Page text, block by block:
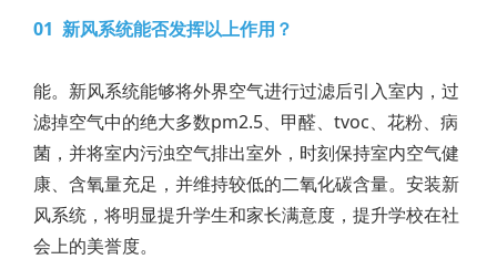
01 新风系统能否发挥以上作用？
能。新风系统能够将外界空气进行过滤后引入室内，过
滤掉空气中的绝大多数pm2.5、甲醛、tvoc、花粉、病
菌，并将室内污浊空气排出室外，时刻保持室内空气健
康、含氧量充足，并维持较低的二氧化碳含量。安装新
风系统，将明显提升学生和家长满意度，提升学校在社
会上的美誉度。